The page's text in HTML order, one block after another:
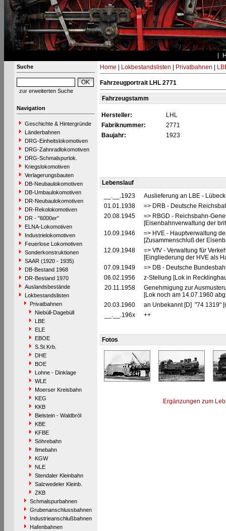
Suche
zur erweiterten Suche
Navigation
Geschichte & Hintergründe
Länderbahnen
DRG-Einheitslokomotiven
DRG-Zahnradlokomotiven
DRG-Schmalspurlok.
Kriegslokomotiven
Verlagerungsbauten
DB-Neubaulokomotiven
DB-Umbaulokomotiven
DR-Neubaulokomotiven
DR-Rekolokomotiven
DR - "6000er"
ELNA-Lokomotiven
Industrielokomotiven
Feuerlose Lokomotiven
Sonderkonstruktionen
SAAR (1920 - 1935)
DB-Bestand 1968
DR-Bestand 1970
Auslandsbestände
Lokbestandslisten
Privatbahnen
Niebüll-Dagebüll
LBE
ELE
EBOE
S.St.Krb.
DHE
BOE
Lohne - Dinklage
WLE
Moerser Kreisbahn
KEG
KKB
Bielstein - Waldbröl
KBE
KFBE
Söhrebahn
Ilmebahn
KGW
NLE
Stendaler Kleinbahn
Salzwedeler Kleinb.
ZKB
Schmalspurbahnen
Grubenanschlussbahnen
Industrieanschlußbahnen
Hafenbahnen
Home Lokbestandslisten Privatbahnen
Fahrzeugportrait LHL 2771
Fahrzeugstamm
Hersteller:
LHL
Fabriknummer:
2771
Baujahr:
1923
Lebenslauf
__.__.1923
Auslieferung an LBE -
01.01.1938
=> DRB - Deutsche
20.08.1945
=> RBGD - Reichsbahn-
[Eisenbahnverwaltung der
10.09.1946
=> HVE - Hauptverwaltung
[Zusammenschluß der
12.09.1948
=> VfV - Verwaltung für
[Eingliederung der HVE als
07.09.1949
=> DB - Deutsche
06.02.1956
z-Stellung [Lok in
20.11.1958
Genehmigung zur
[Lok noch am 14.07.1960
20.03.1960
an Unbekannt [D] "74 1319"
__.__.196x
++
Fotos
Ergänzungen zum